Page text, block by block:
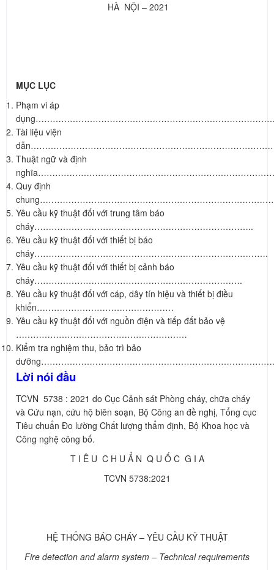
HÀ NỘI – 2021
MỤC LỤC
Phạm vi áp
Tài liệu viện
Thuật ngữ và định
Quy định
Yêu cầu kỹ thuật đối với trung tâm báo
cháy…………………………………………………………………..
Yêu cầu kỹ thuật đối với thiết bị báo
cháy……………………………………………………………………….
Yêu cầu kỹ thuật đối với thiết bị cảnh báo
cháy……………………………………………………………….
Yêu cầu kỹ thuật đối với cáp, dây tín hiệu và thiết bị điều
khiển…………………………………………
Yêu cầu kỹ thuật đối với nguồn điện và tiếp đất bảo vệ
……………………………………………………
Kiểm tra nghiệm thu, bảo trì bảo
Lời nói đầu
TCVN 5738 : 2021 do Cục Cảnh sát Phòng cháy, chữa cháy
và Cứu nạn, cứu hộ biên soạn, Bộ Công an đề nghị, Tổng cục
Tiêu chuẩn Đo lường Chất lượng thẩm định, Bộ Khoa học và
Công nghệ công bố.
T I Ê U C H U Ẩ N Q U Ố C G I A
TCVN 5738:2021
HỆ THỐNG BÁO CHÁY – YÊU CẦU KỸ THUẬT
Fire detection and alarm system – Technical requirements